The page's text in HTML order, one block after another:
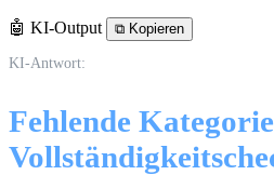
🤖 KI-Output ⧉ Kopieren
KI-Antwort:
Fehlende